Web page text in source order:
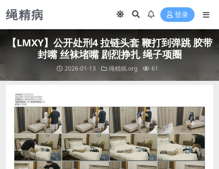
绳精病 登录
【LMXY】公开处刑4 拉链头套 鞭打到弹跳 胶带
封嘴 丝袜堵嘴 剧烈挣扎 绳子项圈
2026-01-13 绳精病.org 61